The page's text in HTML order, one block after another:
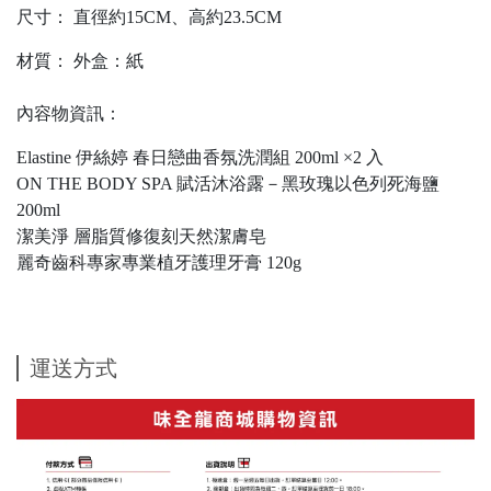
尺寸： 直徑約15CM、高約23.5CM
材質： 外盒：紙
內容物資訊：
Elastine 伊絲婷 春日戀曲香氛洗潤組 200ml ×2 入
ON THE BODY SPA 賦活沐浴露－黑玫瑰以色列死海鹽
200ml
潔美淨 層脂質修復刻天然潔膚皂
麗奇齒科專家專業植牙護理牙膏 120g
運送方式